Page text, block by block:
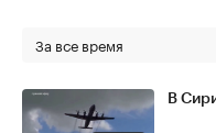
За все время
В